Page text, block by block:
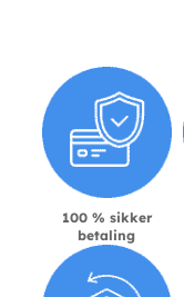
100 % sikker
betaling